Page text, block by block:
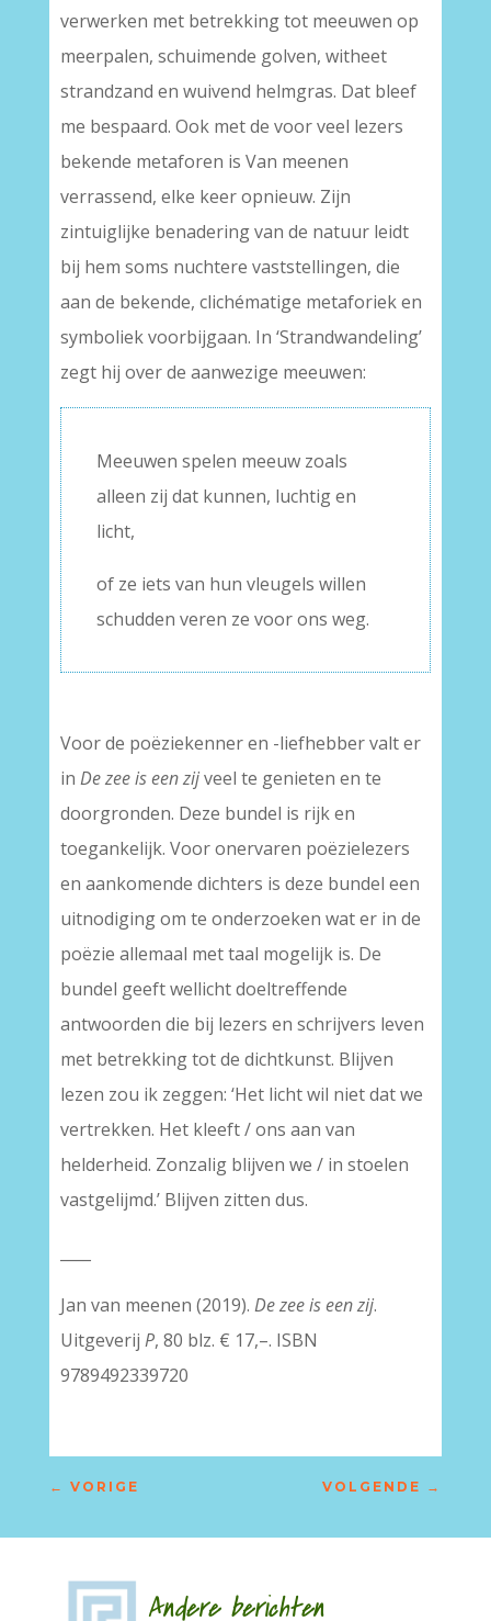
verwerken met betrekking tot meeuwen op
meerpalen, schuimende golven, witheet
strandzand en wuivend helmgras. Dat bleef
me bespaard. Ook met de voor veel lezers
bekende metaforen is Van meenen
verrassend, elke keer opnieuw. Zijn
zintuiglijke benadering van de natuur leidt
bij hem soms nuchtere vaststellingen, die
aan de bekende, clichématige metaforiek en
symboliek voorbijgaan. In ‘Strandwandeling’
zegt hij over de aanwezige meeuwen:
Meeuwen spelen meeuw zoals
alleen zij dat kunnen, luchtig en
licht,
of ze iets van hun vleugels willen
schudden veren ze voor ons weg.
Voor de poëziekenner en -liefhebber valt er
in De zee is een zijveel te genieten en te
doorgronden. Deze bundel is rijk en
toegankelijk. Voor onervaren poëzielezers
en aankomende dichters is deze bundel een
uitnodiging om te onderzoeken wat er in de
poëzie allemaal met taal mogelijk is. De
bundel geeft wellicht doeltreffende
antwoorden die bij lezers en schrijvers leven
met betrekking tot de dichtkunst. Blijven
lezen zou ik zeggen: ‘Het licht wil niet dat we
vertrekken. Het kleeft / ons aan van
helderheid. Zonzalig blijven we / in stoelen
vastgelijmd.’ Blijven zitten dus.
Jan van meenen (2019). De zee is een zij.
Uitgeverij P, 80 blz. € 17,–. ISBN
9789492339720
← VORIGE VOLGENDE →
Andere berichten